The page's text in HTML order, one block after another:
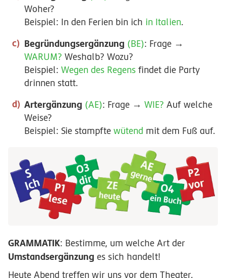
Woher?
Beispiel: In den Ferien bin ich in Italien.
Begründungsergänzung (BE): Frage →
WARUM? Weshalb? Wozu?
Beispiel: Wegen des Regens findet die Party
drinnen statt.
Artergänzung (AE): Frage → WIE? Auf welche
Weise?
Beispiel: Sie stampfte wütend mit dem Fuß auf.
GRAMMATIK: Bestimme, um welche Art der
Umstandsergänzung es sich handelt!
Heute Abend treffen wir uns vor dem Theater.